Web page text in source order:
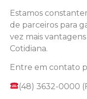
Estamos
de parceiros para
vez mais
Cotidiana.
Entre em contato
(48) 3632-0000